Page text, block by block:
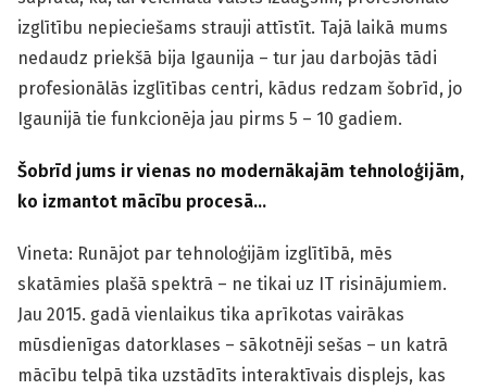
izglītību nepieciešams strauji attīstīt. Tajā laikā mums
nedaudz priekšā bija Igaunija – tur jau darbojās tādi
profesionālās izglītības centri, kādus redzam šobrīd, jo
Igaunijā tie funkcionēja jau pirms 5 – 10 gadiem.
Šobrīd jums ir vienas no modernākajām tehnoloģijām,
ko izmantot mācību procesā…
Vineta: Runājot par tehnoloģijām izglītībā, mēs
skatāmies plašā spektrā – ne tikai uz IT risinājumiem.
Jau 2015. gadā vienlaikus tika aprīkotas vairākas
mūsdienīgas datorklases – sākotnēji sešas – un katrā
mācību telpā tika uzstādīts interaktīvais displejs, kas